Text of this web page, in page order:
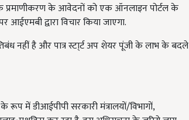
के आवेदनों को एक ऑनलाइन पोर्टल के
द्वारा विचार किया जाएगा.
नहीं है और पात्र स्टा्र्ट अप शेयर पूंजी के लाभ के बदले
में डीआईपीपी सरकारी मंत्रालयों/विभागों,